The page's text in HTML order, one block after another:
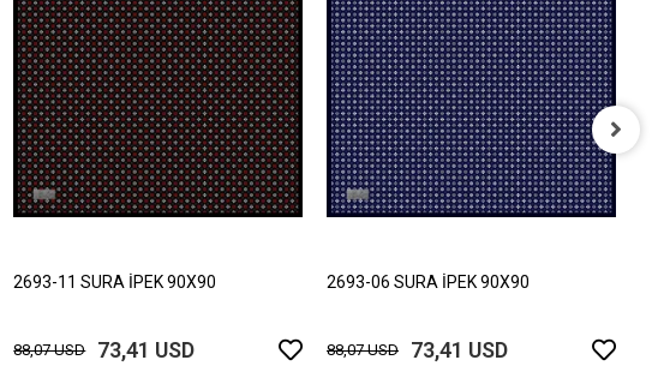
2693-11 SURA İPEK 90X90
88,07 USD 73,41 USD
2693-06 SURA İPEK 90X90
88,07 USD 73,41 USD